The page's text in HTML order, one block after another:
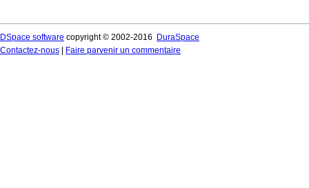
DSpace software copyright © 2002-2016
DuraSpace
Contactez-nous
Faire parvenir un commentaire